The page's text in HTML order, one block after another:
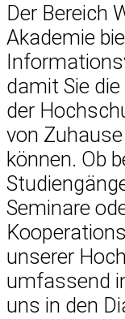
Der Bereich
Akademie
damit Sie
der
von
können. Ob
Seminare
unserer
umfassend
uns in den